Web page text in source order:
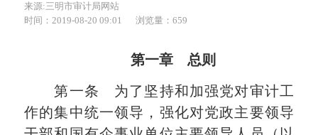
来源:三明市审计局网站
时间：2019-08-20 09:01
浏览量：659
第一章 总则
第一条 为了坚持和加强党对审计工
作的集中统一领导，强化对党政主要领导